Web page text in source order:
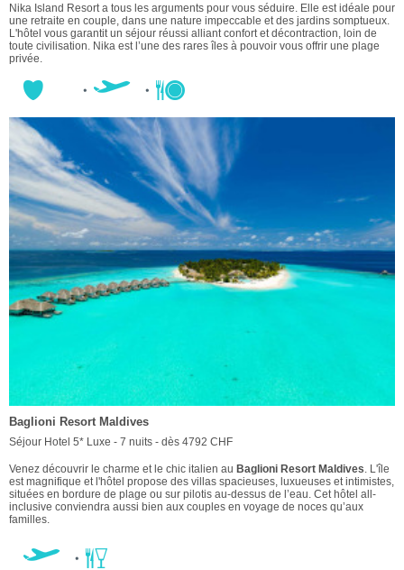
Nika Island Resort a tous les arguments pour vous séduire. Elle est idéale pour
une retraite en couple, dans une nature impeccable et des jardins somptueux.
L'hôtel vous garantit un séjour réussi alliant confort et décontraction, loin de
toute civilisation. Nika est l’une des rares îles à pouvoir vous offrir une plage
privée.
Baglioni Resort Maldives
Séjour Hotel 5* Luxe - 7 nuits - dès 4792 CHF
Venez découvrir le charme et le chic italien au Baglioni Resort Maldives . L'île
est magnifique et l'hôtel propose des villas spacieuses, luxueuses et intimistes,
situées en bordure de plage ou sur pilotis au-dessus de l’eau. Cet hôtel all-
inclusive conviendra aussi bien aux couples en voyage de noces qu’aux
familles.